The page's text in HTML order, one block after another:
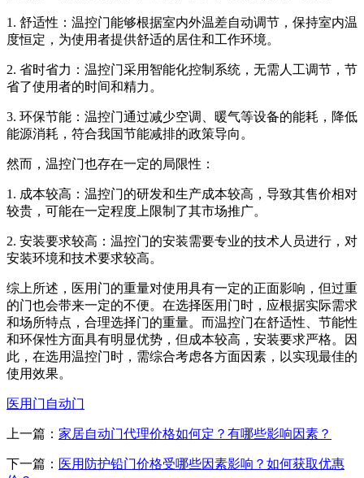
1. 舒适性：温控门能够根据室内外温差自动调节，保持室内温
度恒定，为使用者提供舒适的居住和工作环境。
2. 省时省力：温控门采用智能化控制系统，无需人工调节，节
省了使用者的时间和精力。
3. 环保节能：温控门通过减少空调、暖气等设备的能耗，降低
能源消耗，符合我国节能减排的政策导向。
然而，温控门也存在一定的局限性：
1. 成本较高：温控门的研发和生产成本较高，导致其售价相对
较贵，可能在一定程度上限制了其市场推广。
2. 安装要求较高：温控门的安装需要专业的技术人员进行，对
安装环境和技术要求较高。
综上所述，医用门的重量对使用具有一定的正面影响，但过重
的门也会带来一定的不便。在选择医用门时，应根据实际需求
和场所特点，合理选择门的重量。而温控门在舒适性、节能性
和环保性方面具有明显优势，但成本较高，安装要求严格。因
此，在选用温控门时，需综合考虑各方面因素，以实现最佳的
使用效果。
医用门自动门
上一篇： 家居自动门代理价格如何定？有哪些影响因素？
下一篇： 医用防护铅门价格受哪些因素影响？如何获取优惠